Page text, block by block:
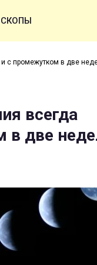
с промежутком в две
всегда
в две